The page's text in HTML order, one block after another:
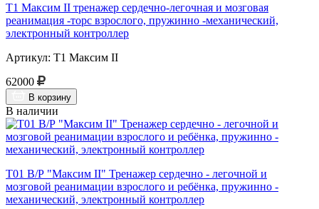
Т1 Максим II тренажер сердечно-легочная и мозговая
реанимация -торс взрослого, пружинно -механический,
электронный контроллер
Артикул: Т1 Максим II
62000
В корзину
В наличии
Т01 В/Р "Максим II" Тренажер сердечно - легочной и
мозговой реанимации взрослого и ребёнка, пружинно -
механический, электронный контроллер